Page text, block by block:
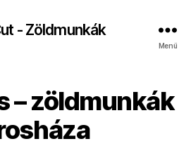
- Zöldmunkák
Menü
– zöldmunkák